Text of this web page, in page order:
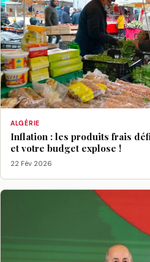
ALGÉRIE
Inflation : les produits frais
et votre budget explose !
22 Fév 2026